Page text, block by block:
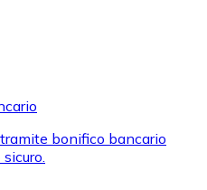
per acquistare
bonifico bancario